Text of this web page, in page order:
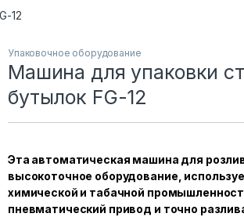
12
Упаковочное оборудование
Машина для упаковки
бутылок FG-12
Эта автоматическая машина для
высокоточное оборудование,
химической и табачной
пневматический привод и точно